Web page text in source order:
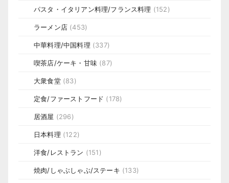
パスタ・イタリアン料理/フランス料理 (152)
ラーメン店 (453)
中華料理/中国料理 (337)
喫茶店/ケーキ・甘味 (87)
大衆食堂(83)
定食/ファーストフード (178)
居酒屋 (296)
日本料理 (122)
洋食/レストラン (151)
焼肉/しゃぶしゃぶ/ステーキ (133)